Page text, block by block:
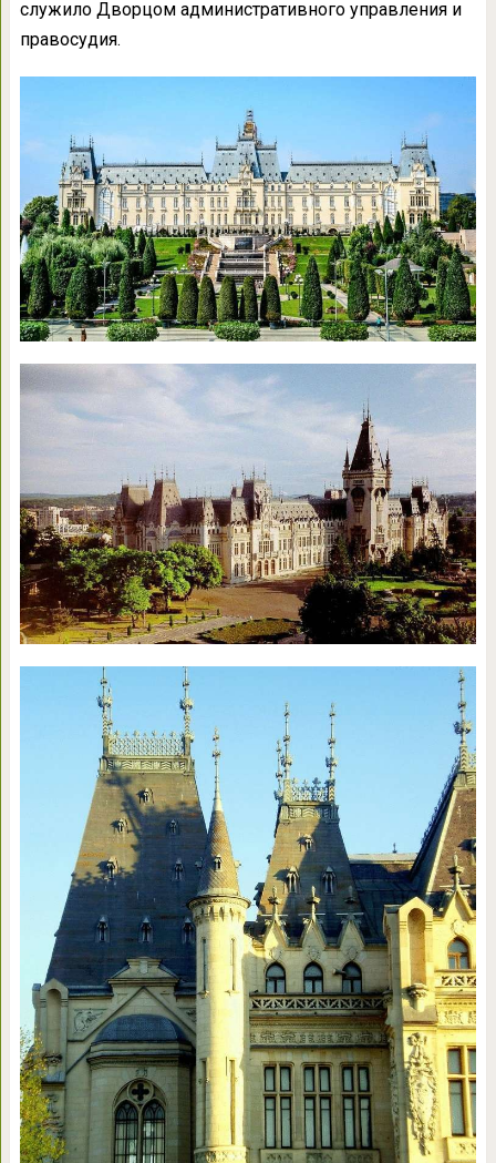
служило Дворцом административного управления и
правосудия.